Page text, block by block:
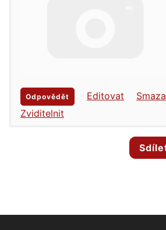
Odpovědět Editovat
Zviditelnit